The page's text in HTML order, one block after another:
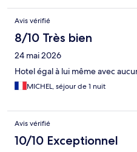
Avis vérifié
8/10 Très bien
24 mai 2026
Hotel égal à lui même avec
MICHEL, séjour de 1 nuit
Avis vérifié
10/10 Exceptionnel